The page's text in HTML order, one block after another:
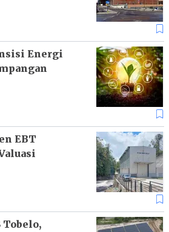
Energi
EBT
Tobelo,